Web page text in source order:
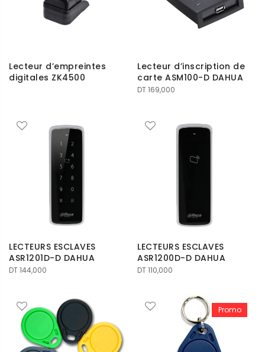
Lecteur d’empreintes
digitales ZK4500
Lecteur d’inscription de
carte ASM100-D DAHUA
DT169,000
LECTEURS ESCLAVES
ASR1201D-D DAHUA
DT144,000
LECTEURS ESCLAVES
ASR1200D-D DAHUA
DT110,000
Promo